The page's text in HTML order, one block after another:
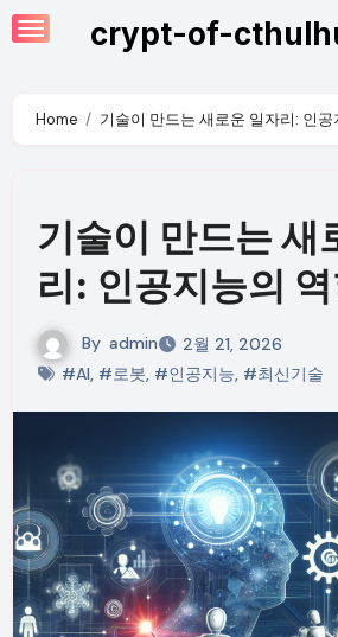
Skip
to
crypt-of-
Home 기술이 만드는 새로운 일자리: 인
기술이 만드는 새
리: 인공지능의
By admin
2월 21, 2026
#AI, #로봇, #인공지능, #최신기술